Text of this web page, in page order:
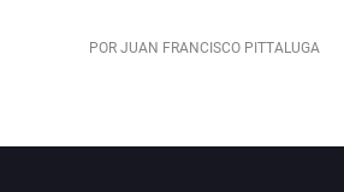
POR JUAN FRANCISCO PITTALUGA